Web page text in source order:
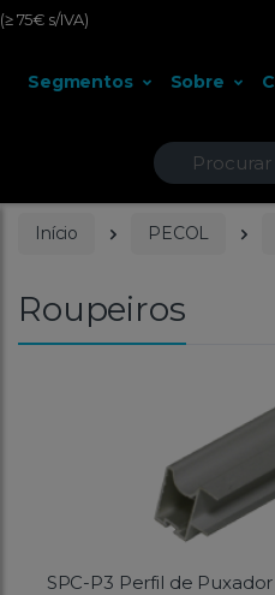
(≥ 75€ s/IVA)
Segmentos Sobre
Procurar
Início PECOL
Roupeiros
SPC-P3 Perfil de